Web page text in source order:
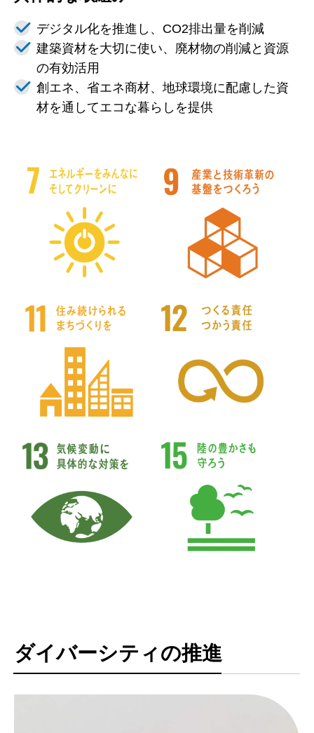
トップページ
デジタル化を推進し、CO2排出量を削減
建築資材を大切に使い、廃材物の削減と資源
の有効活用
創エネ、省エネ商材、地球環境に配慮した資
材を通してエコな暮らしを提供
ダイバーシティの推進